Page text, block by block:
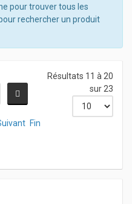
pour trouver tous les
rechercher un produit
Résultats 11 à 20
sur 23
Fin